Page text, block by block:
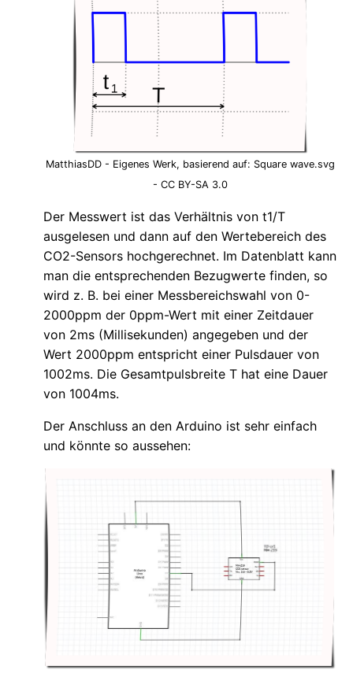
MatthiasDD - Eigenes Werk, basierend auf: Square wave.svg
- CC BY-SA 3.0
Der Messwert ist das Verhältnis von t1/T
ausgelesen und dann auf den Wertebereich des
CO2-Sensors hochgerechnet. Im Datenblatt kann
man die entsprechenden Bezugwerte finden, so
wird z. B. bei einer Messbereichswahl von 0-
2000ppm der 0ppm-Wert mit einer Zeitdauer
von 2ms (Millisekunden) angegeben und der
Wert 2000ppm entspricht einer Pulsdauer von
1002ms. Die Gesamtpulsbreite T hat eine Dauer
von 1004ms.
Der Anschluss an den Arduino ist sehr einfach
und könnte so aussehen: